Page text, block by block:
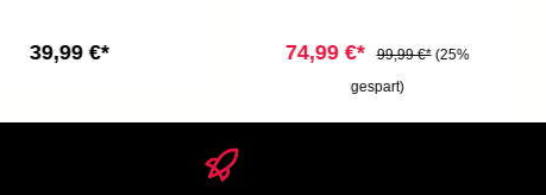
39,99 €* 74,99 €* 99,99 €* (25%
gespart)